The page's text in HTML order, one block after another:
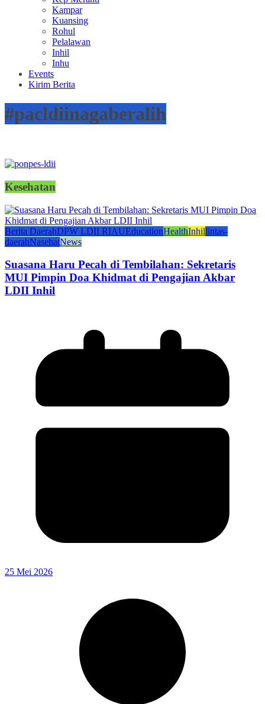
Kampar
Kuansing
Rohul
Pelalawan
Inhil
Inhu
Events
Kirim Berita
#pacldiinagaberalih
Kesehatan
Berita DaerahDPW LDII RIAUEducationHealthInhillintas-
daerahNasehatNews
Suasana Haru Pecah di Tembilahan: Sekretaris
MUI Pimpin Doa Khidmat di Pengajian Akbar
LDII Inhil
25 Mei 2026